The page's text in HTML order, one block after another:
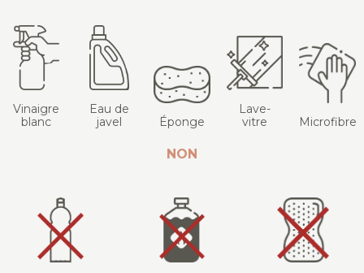
Vinaigre
blanc
Eau de
javel
Éponge
Lave-
vitre
Microfibre
NON